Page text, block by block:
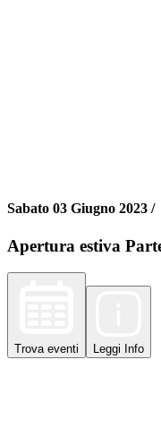
Sabato 03 Giugno 2023 /
Apertura estiva
Trova eventi Leggi Info